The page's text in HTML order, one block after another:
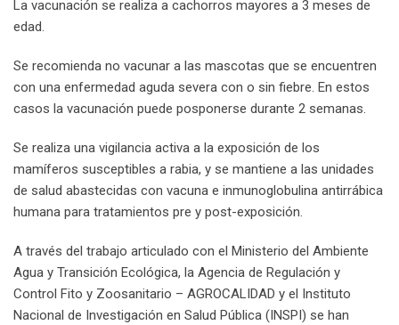
La vacunación se realiza a cachorros mayores a 3 meses de
edad.
Se recomienda no vacunar a las mascotas que se encuentren
con una enfermedad aguda severa con o sin fiebre. En estos
casos la vacunación puede posponerse durante 2 semanas.
Se realiza una vigilancia activa a la exposición de los
mamíferos susceptibles a rabia, y se mantiene a las unidades
de salud abastecidas con vacuna e inmunoglobulina antirrábica
humana para tratamientos pre y post-exposición.
A través del trabajo articulado con el Ministerio del Ambiente
Agua y Transición Ecológica, la Agencia de Regulación y
Control Fito y Zoosanitario – AGROCALIDAD y el Instituto
Nacional de Investigación en Salud Pública (INSPI) se han